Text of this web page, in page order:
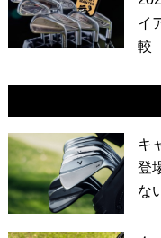
イ
較
キ
登
な